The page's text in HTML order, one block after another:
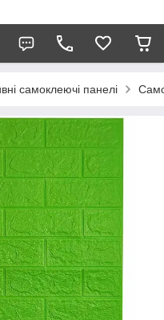
самоклеючі панелі